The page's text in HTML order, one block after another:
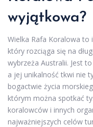
wyjątkowa?
Wielka Rafa Koralowa
który rozciąga się na
wybrzeża Australii. Jest
a jej unikalność tkwi nie
bogactwie życia
którym można spotkać
koralowców i innych
najważniejszych celów